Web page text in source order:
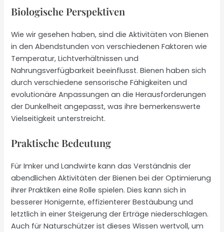
Biologische Perspektiven
Wie wir gesehen haben, sind die Aktivitäten von Bienen
in den Abendstunden von verschiedenen Faktoren wie
Temperatur, Lichtverhältnissen und
Nahrungsverfügbarkeit beeinflusst. Bienen haben sich
durch verschiedene sensorische Fähigkeiten und
evolutionäre Anpassungen an die Herausforderungen
der Dunkelheit angepasst, was ihre bemerkenswerte
Vielseitigkeit unterstreicht.
Praktische Bedeutung
Für Imker und Landwirte kann das Verständnis der
abendlichen Aktivitäten der Bienen bei der Optimierung
ihrer Praktiken eine Rolle spielen. Dies kann sich in
besserer Honigernte, effizienterer Bestäubung und
letztlich in einer Steigerung der Erträge niederschlagen.
Auch für Naturschützer ist dieses Wissen wertvoll, um